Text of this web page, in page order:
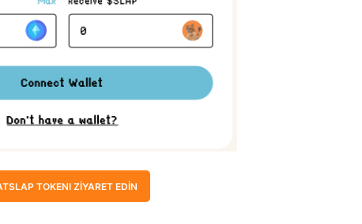
TOKENI ZIYARET EDIN